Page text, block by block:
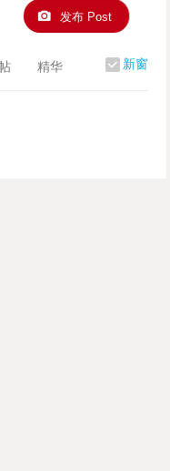
发布 Post
新窗
精华